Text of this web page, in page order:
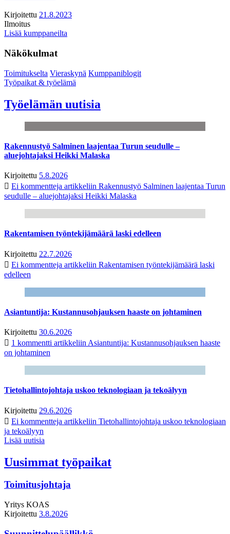
Kirjoitettu 21.8.2023
Ilmoitus
Lisää kumppaneilta
Näkökulmat
Toimitukselta Vieraskynä Kumppaniblogit
Työpaikat & työelämä
Työelämän uutisia
Rakennustyö Salminen laajentaa Turun seudulle –
aluejohtajaksi Heikki Malaska
Kirjoitettu 5.8.2026
Ei kommentteja artikkeliin Rakennustyö Salminen laajentaa Turun
seudulle – aluejohtajaksi Heikki Malaska
Rakentamisen työntekijämäärä laski edelleen
Kirjoitettu 22.7.2026
Ei kommentteja artikkeliin Rakentamisen työntekijämäärä laski
edelleen
Asiantuntija: Kustannusohjauksen haaste on johtaminen
Kirjoitettu 30.6.2026
1 kommentti artikkeliin Asiantuntija: Kustannusohjauksen haaste
on johtaminen
Tietohallintojohtaja uskoo teknologiaan ja tekoälyyn
Kirjoitettu 29.6.2026
Ei kommentteja artikkeliin Tietohallintojohtaja uskoo teknologiaan
ja tekoälyyn
Lisää uutisia
Uusimmat työpaikat
Toimitusjohtaja
Yritys KOAS
Kirjoitettu 3.8.2026